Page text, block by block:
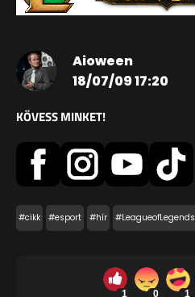
Aioween
18/07/09 17:20
KÖVESS MINKET!
#cikk #esport #hír #LeagueofLegends
1 0 1